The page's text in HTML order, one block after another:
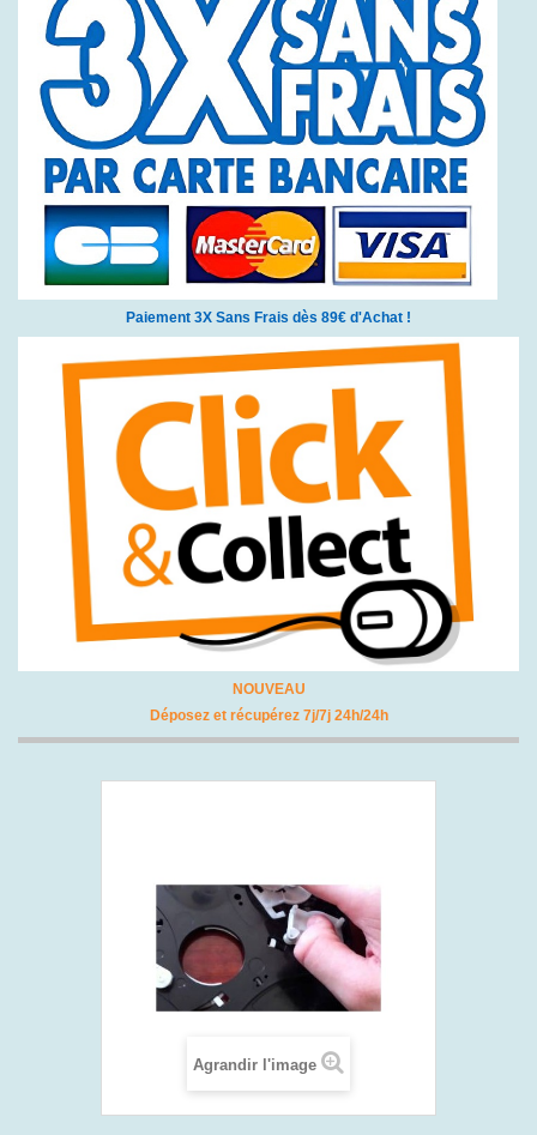
Paiement 3X Sans Frais dès 89€ d'Achat !
NOUVEAU
Déposez et récupérez 7j/7j 24h/24h
Agrandir l'image